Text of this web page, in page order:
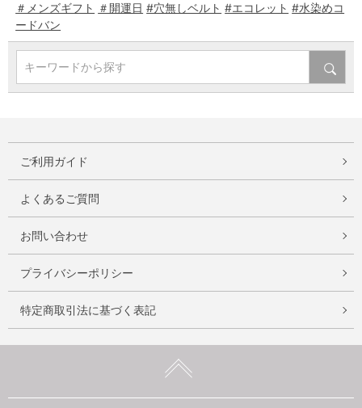
＃メンズギフト ＃開運日 #穴無しベルト #エコレット #水染めコ
ードバン
キーワードから探す
ご利用ガイド
よくあるご質問
お問い合わせ
プライバシーポリシー
特定商取引法に基づく表記